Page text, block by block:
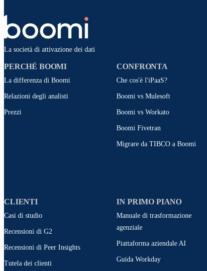
La società di attivazione dei dati
PERCHÉ BOOMI
La differenza di Boomi
Relazioni degli analisti
Prezzi
CONFRONTA
Che cos'è l'iPaaS?
Boomi vs Mulesoft
Boomi vs Workato
Boomi Fivetran
Migrare da TIBCO a Boomi
CLIENTI
Casi di studio
Recensioni di G2
Recensioni di Peer Insights
Tutela dei clienti
IN PRIMO PIANO
Manuale di trasformazione
agenziale
Piattaforma aziendale AI
Guida Workday